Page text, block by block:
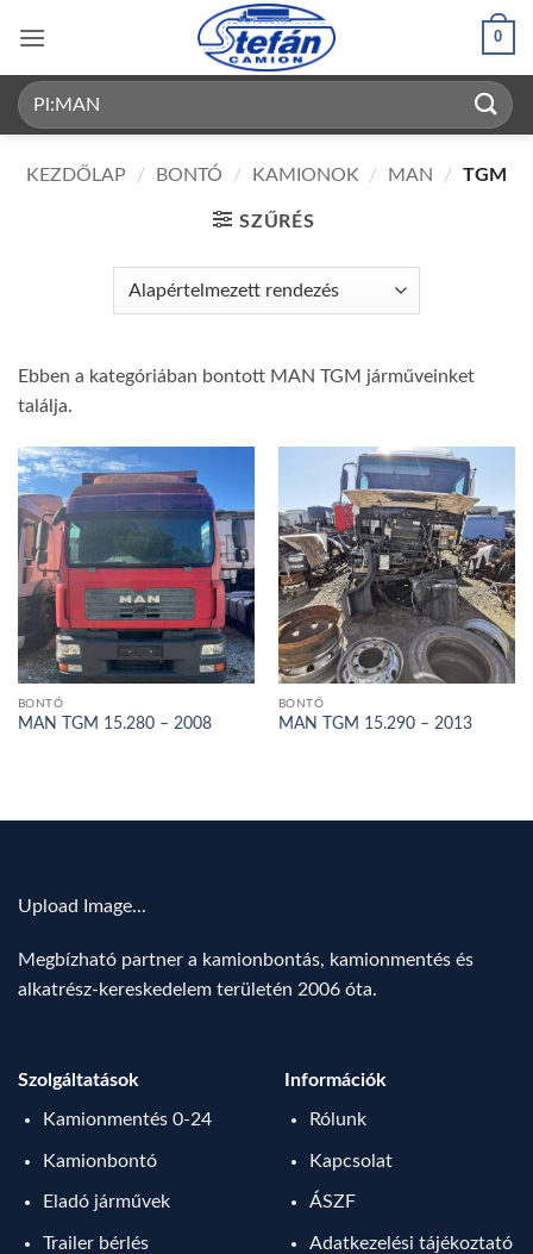
content
0
Keresés
a
KEZDŐLAP / BONTÓ / KAMIONOK / MAN / TGM
SZŰRÉS
Ebben a kategóriában bontott MAN TGM járműveinket
találja.
BONTÓ
MAN TGM 15.280 – 2008
BONTÓ
MAN TGM 15.290 – 2013
Upload Image...
Megbízható partner a kamionbontás, kamionmentés és
alkatrész-kereskedelem területén 2006 óta.
Szolgáltatások
Kamionmentés 0-24
Kamionbontó
Eladó járművek
Trailer bérlés
Információk
Rólunk
Kapcsolat
ÁSZF
Adatkezelési tájékoztató